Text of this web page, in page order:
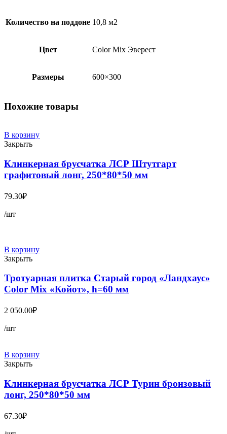
Количество на поддоне 10,8 м2
Цвет Color Mix Эверест
Размеры 600×300
Похожие товары
В корзину
Закрыть
Клинкерная брусчатка ЛСР Штутгарт
графитовый лонг, 250*80*50 мм
79.30₽
/шт
В корзину
Закрыть
Тротуарная плитка Старый город «Ландхаус»
Color Mix «Койот», h=60 мм
2 050.00₽
/шт
В корзину
Закрыть
Клинкерная брусчатка ЛСР Турин бронзовый
лонг, 250*80*50 мм
67.30₽